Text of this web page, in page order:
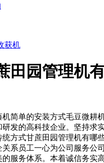
获机
田园管理机
单的安装方式毛豆微耕
发的高科技企业。坚持
方式甘蔗田园管理机有
系员工一心为公司服务
服务体系。本着诚信务实